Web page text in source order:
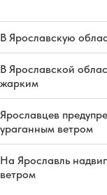
В Ярославскую
В Ярославской
жарким
Ярославцев
ураганным ветром
На Ярославль
ветром